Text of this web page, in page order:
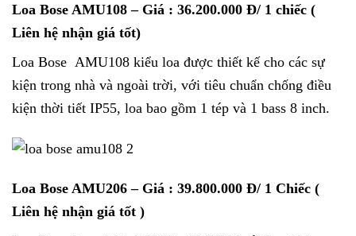
Loa Bose AMU108 – Giá : 36.200.000 Đ/ 1 chiếc (
Liên hệ nhận giá tốt)
Loa Bose AMU108 kiểu loa được thiết kế cho các sự
kiện trong nhà và ngoài trời, với tiêu chuẩn chống điều
kiện thời tiết IP55, loa bao gồm 1 tép và 1 bass 8 inch.
Loa Bose AMU206 – Giá : 39.800.000 Đ/ 1 Chiếc (
Liên hệ nhận giá tốt )